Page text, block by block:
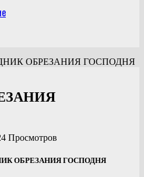
ОБРЕЗАНИЯ ГОСПОДНЯ
Просмотров
ОБРЕЗАНИЯ ГОСПОДНЯ